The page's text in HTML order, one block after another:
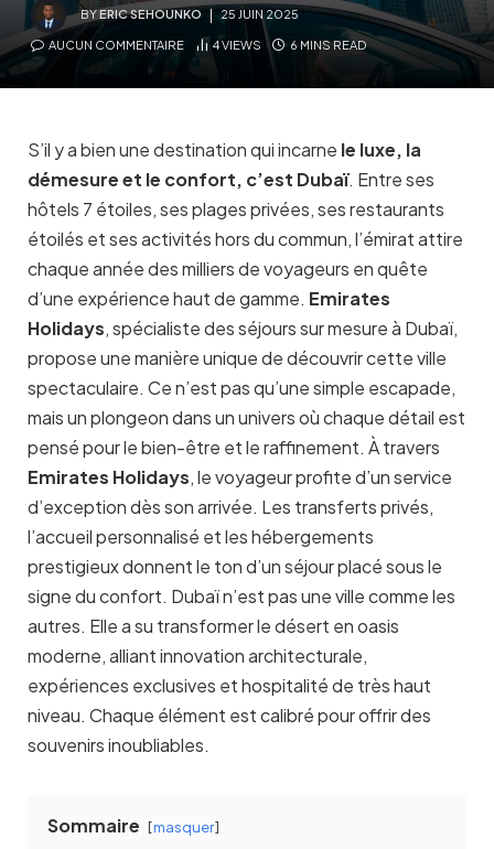
BYERIC SEHOUNKO 25 JUIN 2025
AUCUN COMMENTAIRE 4VIEWS 6 MINS READ
S’il y a bien une destination qui incarne le luxe, la
démesure et le confort, c’est Dubaï. Entre ses
hôtels 7 étoiles, ses plages privées, ses restaurants
étoilés et ses activités hors du commun, l’émirat attire
chaque année des milliers de voyageurs en quête
d’une expérience haut de gamme. Emirates
Holidays, spécialiste des séjours sur mesure à Dubaï,
propose une manière unique de découvrir cette ville
spectaculaire. Ce n’est pas qu’une simple escapade,
mais un plongeon dans un univers où chaque détail est
pensé pour le bien-être et le raffinement. À travers
Emirates Holidays, le voyageur profite d’un service
d’exception dès son arrivée. Les transferts privés,
l’accueil personnalisé et les hébergements
prestigieux donnent le ton d’un séjour placé sous le
signe du confort. Dubaï n’est pas une ville comme les
autres. Elle a su transformer le désert en oasis
moderne, alliant innovation architecturale,
expériences exclusives et hospitalité de très haut
niveau. Chaque élément est calibré pour offrir des
souvenirs inoubliables.
Sommaire masquer